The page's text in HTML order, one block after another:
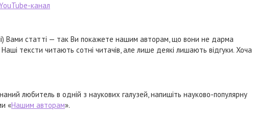
канал
Вами статті — так Ви покажете нашим авторам, що вони не дарма
Наші тексти читають сотні читачів, але лише деякі лишають відгуки. Хоча
любитель в одній з наукових галузей, напишіть науково-популярну
«Нашим авторам».